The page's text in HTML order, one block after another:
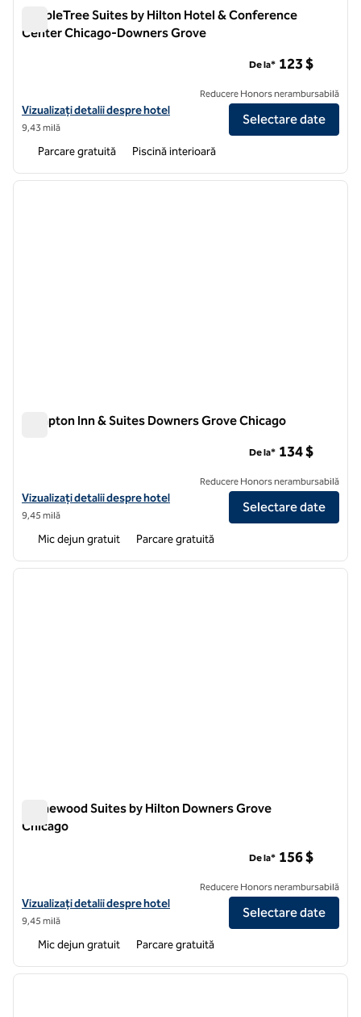
DoubleTree Suites by Hilton Hotel & Conference
Center Chicago-Downers Grove
Vizualizați detaliile hotelului DoubleTree Suites by Hilton Hotel &
Vizualizați detalii despre hotel
9,43 milă
De la* 123 $
Reducere Honors nerambursabilă
Selectare date
Parcare gratuită Piscină interioară
1 din 12
Hampton Inn & Suites Downers Grove Chicago
Vizualizați detaliile hotelului Hampton Inn & Suites Downers Grove
Vizualizați detalii despre hotel
9,45 milă
De la* 134 $
Reducere Honors nerambursabilă
Selectare date
Mic dejun gratuit Parcare gratuită
1 din 12
Homewood Suites by Hilton Downers Grove
Chicago
Vizualizați detaliile hotelului pentru Homewood Suites by Hilton
Vizualizați detalii despre hotel
9,45 milă
De la* 156 $
Reducere Honors nerambursabilă
Selectare date
Mic dejun gratuit Parcare gratuită
1 din 12